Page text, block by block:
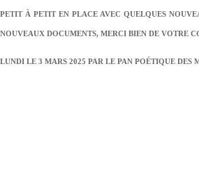
PETIT À PETIT EN PLACE AVEC QUELQUES
NOUVEAUX DOCUMENTS, MERCI BIEN DE VOTRE
LUNDI LE 3 MARS 2025 PAR LE PAN POÉTIQUE DES